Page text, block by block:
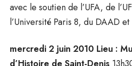
avec le soutien de l’UFA, de
l’Université Paris 8, du DAAD et
mercredi 2 juin 2010 Lieu :
d’Histoire de Saint-Denis